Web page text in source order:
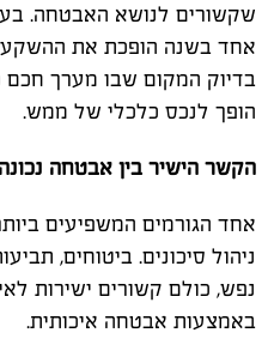
שקשורים לנושא האבטחה.
אחד בשנה הופכת את
בדיוק המקום שבו מערך חכם
הופך לנכס כלכלי של ממש.
הקשר הישיר בין אבטחה
אחד הגורמים המשפיעים
ניהול סיכונים. ביטוחים,
נפש, כולם קשורים ישירות
באמצעות אבטחה איכותית.